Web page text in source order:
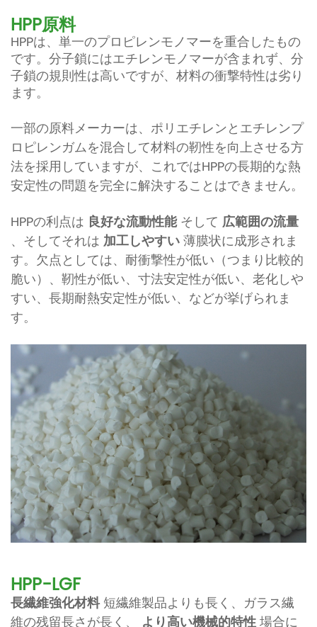
HPP原料
HPPは、単一のプロピレンモノマーを重合したもの
です。分子鎖にはエチレンモノマーが含まれず、分
子鎖の規則性は高いですが、材料の衝撃特性は劣り
ます。
一部の原料メーカーは、ポリエチレンとエチレンプ
ロピレンガムを混合して材料の靭性を向上させる方
法を採用していますが、これではHPPの長期的な熱
安定性の問題を完全に解決することはできません。
HPPの利点は 良好な流動性能そして 広範囲の流量
、そしてそれは 加工しやすい薄膜状に成形されま
す。欠点としては、耐衝撃性が低い（つまり比較的
脆い）、靭性が低い、寸法安定性が低い、老化しや
すい、長期耐熱安定性が低い、などが挙げられま
す。
HPP-LGF
長繊維強化材料短繊維製品よりも長く、ガラス繊
維の残留長さが長く、 より高い機械的特性場合に